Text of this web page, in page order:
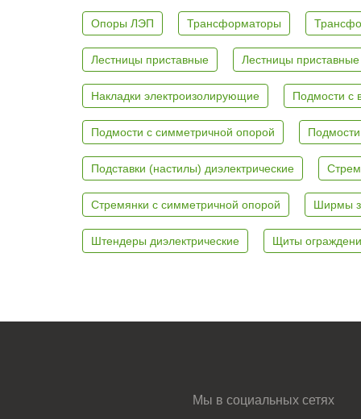
Опоры ЛЭП Трансформаторы
Лестницы приставные Лестницы
Накладки электроизолирующие Подмости с
Подмости с симметричной опорой
Подставки (настилы) диэлектрические
Стремянки с симметричной опорой Ширмы
Штендеры диэлектрические Щиты
Мы в социальных сетях